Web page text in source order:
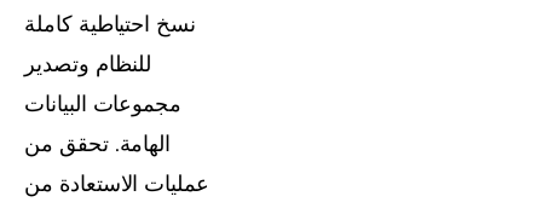
نسخ احتياطية كاملة
للنظام وتصدير
مجموعات البيانات
الهامة. تحقق من
عمليات الاستعادة من